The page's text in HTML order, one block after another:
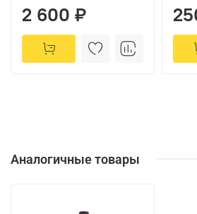
2 600 ₽
Аналогичные товары